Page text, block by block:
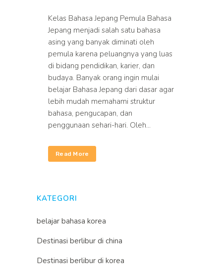
Kelas Bahasa Jepang Pemula Bahasa
Jepang menjadi salah satu bahasa
asing yang banyak diminati oleh
pemula karena peluangnya yang luas
di bidang pendidikan, karier, dan
budaya. Banyak orang ingin mulai
belajar Bahasa Jepang dari dasar agar
lebih mudah memahami struktur
bahasa, pengucapan, dan
penggunaan sehari-hari. Oleh...
Read More
KATEGORI
belajar bahasa korea
Destinasi berlibur di china
Destinasi berlibur di korea